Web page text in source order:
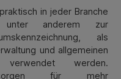
in jeder Branche
unter anderem zur
als
und allgemeinen
werden.
sorgen für mehr